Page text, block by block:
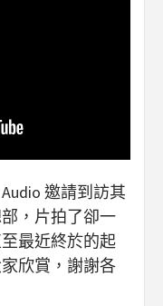
邀請到訪其
，片拍了卻一
最近終於的起
欣賞，謝謝各